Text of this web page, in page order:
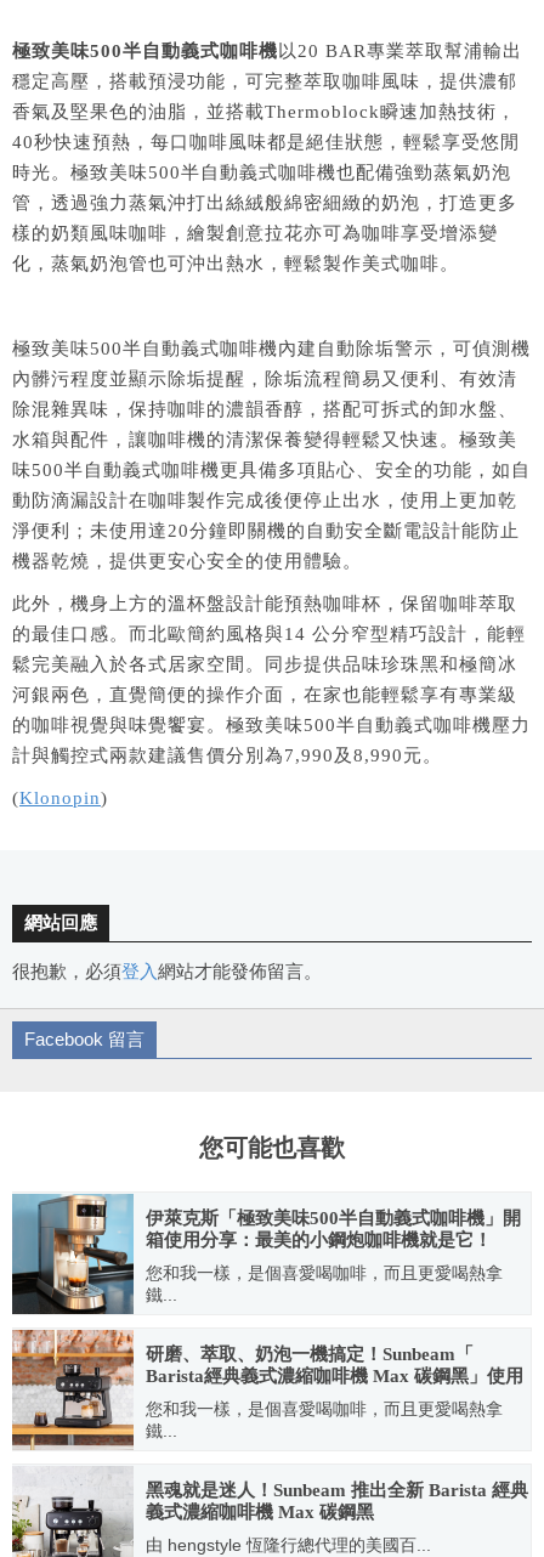
極致美味500半自動義式咖啡機以20 BAR專業萃取幫浦輸出
穩定高壓，搭載預浸功能，可完整萃取咖啡風味，提供濃郁
香氣及堅果色的油脂，並搭載Thermoblock瞬速加熱技術，
40秒快速預熱，每口咖啡風味都是絕佳狀態，輕鬆享受悠閒
時光。極致美味500半自動義式咖啡機也配備強勁蒸氣奶泡
管，透過強力蒸氣沖打出絲絨般綿密細緻的奶泡，打造更多
樣的奶類風味咖啡，繪製創意拉花亦可為咖啡享受增添變
化，蒸氣奶泡管也可沖出熱水，輕鬆製作美式咖啡。
極致美味500半自動義式咖啡機內建自動除垢警示，可偵測機
內髒污程度並顯示除垢提醒，除垢流程簡易又便利、有效清
除混雜異味，保持咖啡的濃韻香醇，搭配可拆式的卸水盤、
水箱與配件，讓咖啡機的清潔保養變得輕鬆又快速。極致美
味500半自動義式咖啡機更具備多項貼心、安全的功能，如自
動防滴漏設計在咖啡製作完成後便停止出水，使用上更加乾
淨便利；未使用達20分鐘即關機的自動安全斷電設計能防止
機器乾燒，提供更安心安全的使用體驗。
此外，機身上方的溫杯盤設計能預熱咖啡杯，保留咖啡萃取
的最佳口感。而北歐簡約風格與14 公分窄型精巧設計，能輕
鬆完美融入於各式居家空間。同步提供品味珍珠黑和極簡冰
河銀兩色，直覺簡便的操作介面，在家也能輕鬆享有專業級
的咖啡視覺與味覺饗宴。極致美味500半自動義式咖啡機壓力
計與觸控式兩款建議售價分別為7,990及8,990元。
(Klonopin)
網站回應
很抱歉，必須登入網站才能發佈留言。
Facebook 留言
您可能也喜歡
伊萊克斯「極致美味500半自動義式咖啡機」開
箱使用分享：最美的小鋼炮咖啡機就是它！
您和我一樣，是個喜愛喝咖啡，而且更愛喝熱拿
鐵...
2023.05.10
研磨、萃取、奶泡一機搞定！Sunbeam「
Barista經典義式濃縮咖啡機 Max 碳鋼黑」使用
分享
您和我一樣，是個喜愛喝咖啡，而且更愛喝熱拿
鐵...
2022.12.29
黑魂就是迷人！Sunbeam 推出全新 Barista 經典
義式濃縮咖啡機 Max 碳鋼黑
由 hengstyle 恆隆行總代理的美國百...